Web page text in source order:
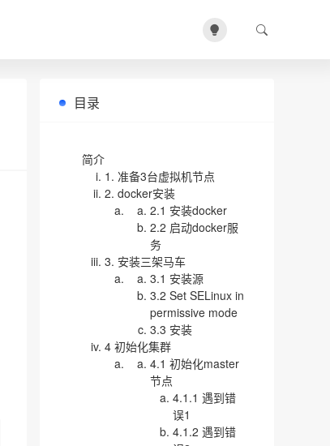
目录
简介
1. 准备3台虚拟机节点
2. docker安装
2.1 安装docker
2.2 启动docker服
务
3. 安装三架马车
3.1 安装源
3.2 Set SELinux in
permissive mode
3.3 安装
4 初始化集群
4.1 初始化master
节点
4.1.1 遇到错
误1
4.1.2 遇到错